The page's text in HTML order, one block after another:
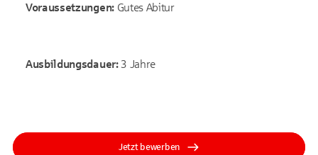
Voraussetzungen:Gutes Abitur
Ausbildungsdauer:3 Jahre
Jetzt bewerben